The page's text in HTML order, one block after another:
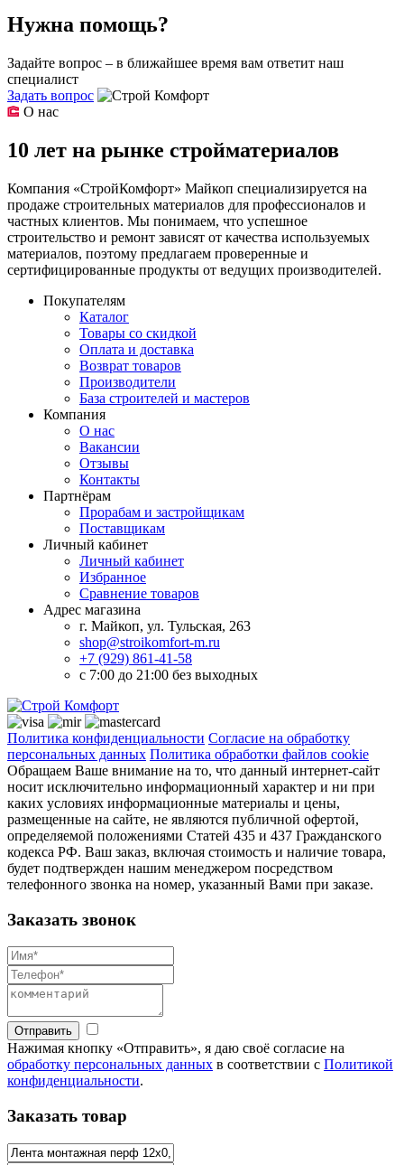
Нужна помощь?
Задайте вопрос – в ближайшее время вам ответит наш
специалист
Задать вопрос
О нас
10 лет на рынке стройматериалов
Компания «СтройКомфорт» Майкоп специализируется на
продаже строительных материалов для профессионалов и
частных клиентов. Мы понимаем, что успешное
строительство и ремонт зависят от качества используемых
материалов, поэтому предлагаем проверенные и
сертифицированные продукты от ведущих производителей.
Покупателям
Каталог
Товары со скидкой
Оплата и доставка
Возврат товаров
Производители
База строителей и мастеров
Компания
О нас
Вакансии
Отзывы
Контакты
Партнёрам
Прорабам и застройщикам
Поставщикам
Личный кабинет
Личный кабинет
Избранное
Сравнение товаров
Адрес магазина
г. Майкоп, ул. Тульская, 263
shop@stroikomfort-m.ru
+7 (929) 861-41-58
с 7:00 до 21:00 без выходных
Политика конфиденциальности Согласие на обработку
персональных данных Политика обработки файлов cookie
Обращаем Ваше внимание на то, что данный интернет-сайт
носит исключительно информационный характер и ни при
каких условиях информационные материалы и цены,
размещенные на сайте, не являются публичной офертой,
определяемой положениями Статей 435 и 437 Гражданского
кодекса РФ. Ваш заказ, включая стоимость и наличие товара,
будет подтвержден нашим менеджером посредством
телефонного звонка на номер, указанный Вами при заказе.
Заказать звонок
Отправить
Нажимая кнопку «Отправить», я даю своё согласие на
обработку персональных данных в соответствии с Политикой
конфиденциальности.
Заказать товар